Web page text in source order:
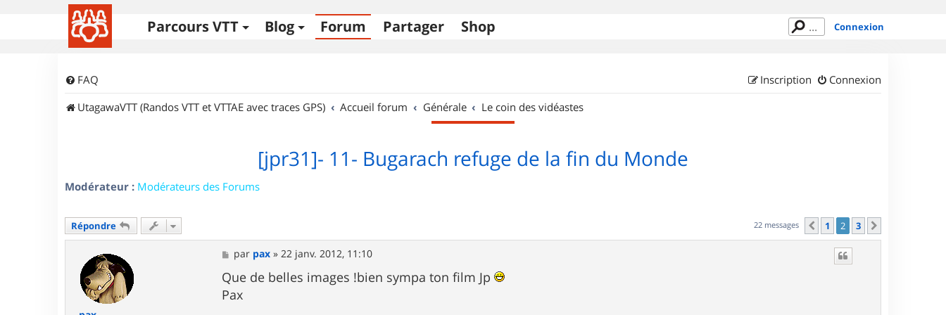
Parcours VTT Blog Forum Partager Shop Connexion
FAQ Connexion
Inscription
UtagawaVTT (Randos VTT et VTTAE avec traces GPS)
Accueil forum Générale Le coin des vidéastes
[jpr31]- 11- Bugarach refuge de la fin du Monde
Modérateur : Modérateurs des Forums
Répondre 22 messages Précédent
1 2 3
M
e
s
s
a
par pax »22 janv. 2012, 11:10
Que de belles images !bien sympa ton film Jp
Pax